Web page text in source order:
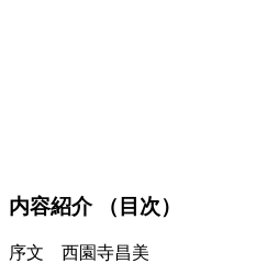
内容紹介 （目次）
序文 西園寺昌美